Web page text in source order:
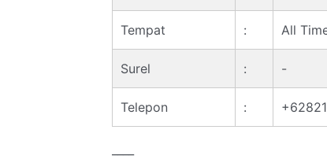
Tempat : All
Surel : -
Telepon :